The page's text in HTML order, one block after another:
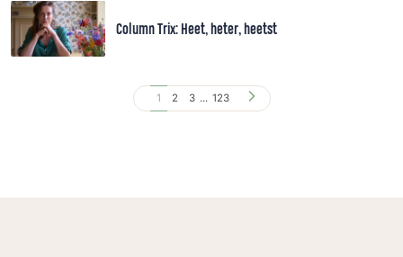
Column Trix: Heet, heter, heetst
1 2 3 ... 123